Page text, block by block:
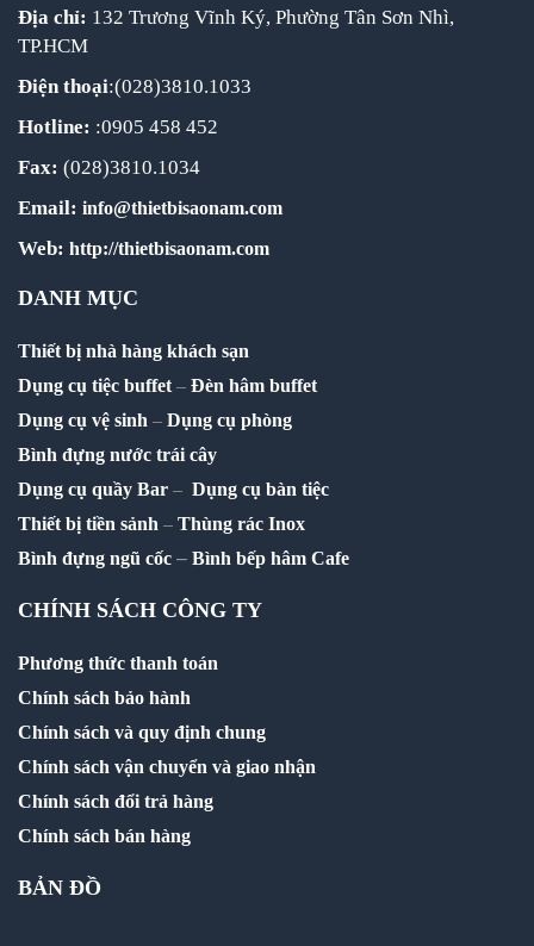
Địa chỉ: 132 Trương Vĩnh Ký, Phường Tân Sơn Nhì,
TP.HCM
Điện thoại:(028)3810.1033
Hotline: :0905 458 452
Fax: (028)3810.1034
Email: info@thietbisaonam.com
Web: http://thietbisaonam.com
DANH MỤC
Thiết bị nhà hàng khách sạn
Dụng cụ tiệc buffet – Đèn hâm buffet
Dụng cụ vệ sinh – Dụng cụ phòng
Bình đựng nước trái cây
Dụng cụ quầy Bar – Dụng cụ bàn tiệc
Thiết bị tiền sảnh – Thùng rác Inox
Bình đựng ngũ cốc – Bình bếp hâm Cafe
CHÍNH SÁCH CÔNG TY
Phương thức thanh toán
Chính sách bảo hành
Chính sách và quy định chung
Chính sách vận chuyển và giao nhận
Chính sách đổi trả hàng
Chính sách bán hàng
BẢN ĐỒ